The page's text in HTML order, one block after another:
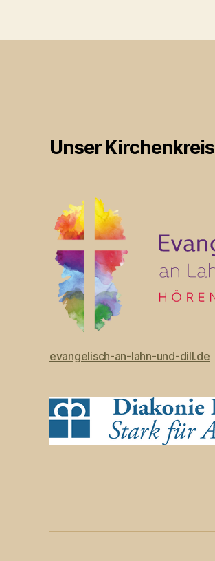
Unser Kirchenkreis
evangelisch-an-lahn-und-dill.de